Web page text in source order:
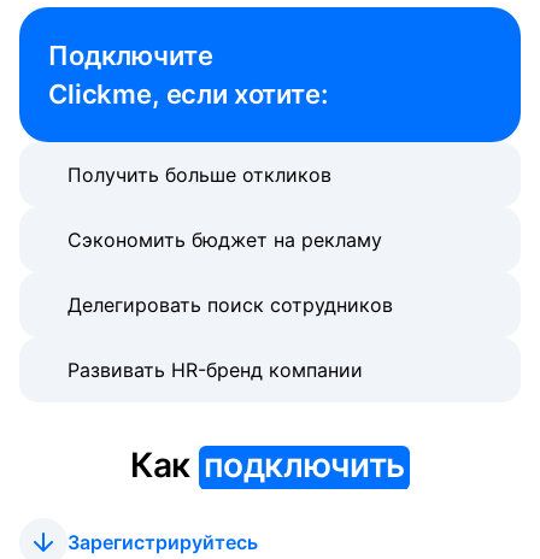
Подключите
Clickme, если хотите:
Получить больше откликов
Сэкономить бюджет на рекламу
Делегировать поиск сотрудников
Развивать HR-бренд компании
Как подключить
Зарегистрируйтесь